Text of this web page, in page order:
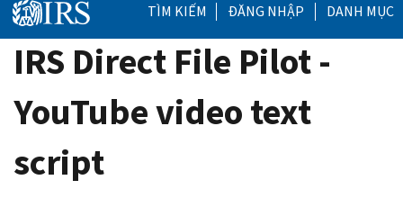
TÌM KIẾM ĐĂNG NHẬP DANH MỤC
IRS Direct File Pilot -
YouTube video text
script